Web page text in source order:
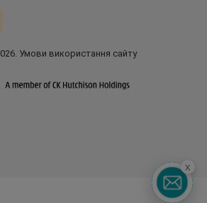
Умови використання сайту
x